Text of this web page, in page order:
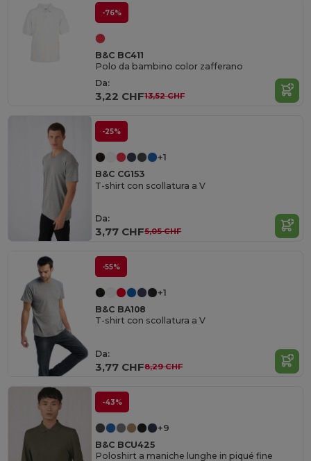
-76%
B&C BC411
Polo da bambino color zafferano
Da:
3,22 CHF13,52 CHF
-25%
+1
B&C CG153
T-shirt con scollatura a V
Da:
3,77 CHF5,05 CHF
-55%
+1
B&C BA108
T-shirt con scollatura a V
Da:
3,77 CHF8,29 CHF
-43%
+9
B&C BCU425
Poloshirt a maniche lunghe in piqué fine